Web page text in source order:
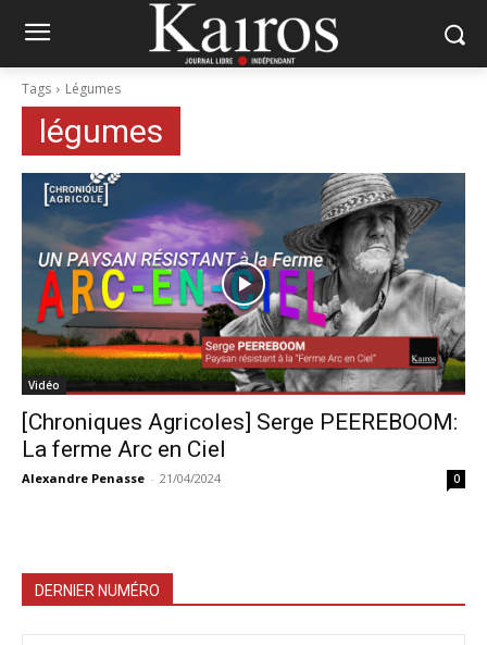
Tags Légumes
légumes
Vidéo
[Chroniques Agricoles] Serge PEEREBOOM:
La ferme Arc en Ciel
Alexandre Penasse - 21/04/2024 0
DERNIER NUMÉRO